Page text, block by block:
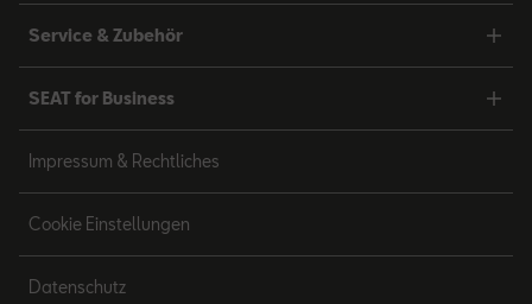
Service & Zubehör
SEAT for Business
Impressum & Rechtliches
Cookie Einstellungen
Datenschutz